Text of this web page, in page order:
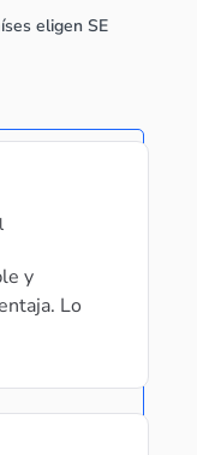
eligen SE
y
Lo